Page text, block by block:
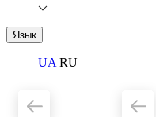
Язык
UA RU